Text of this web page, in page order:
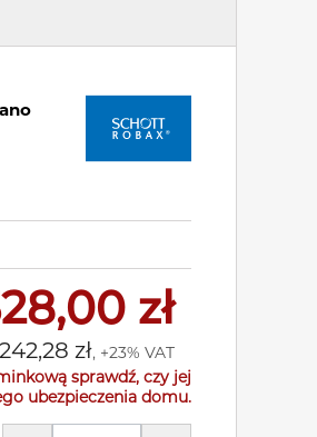
zł
zł, +23% VAT
sprawdź, czy jej
ubezpieczenia domu.